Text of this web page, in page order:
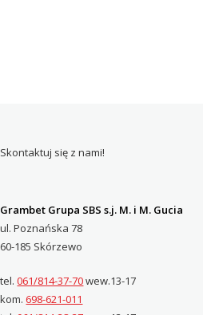
Skontaktuj się z nami!
Grambet Grupa SBS s.j. M. i M. Gucia
ul. Poznańska 78
60-185 Skórzewo
tel.061/814-37-70wew.13-17
kom. 698-621-011